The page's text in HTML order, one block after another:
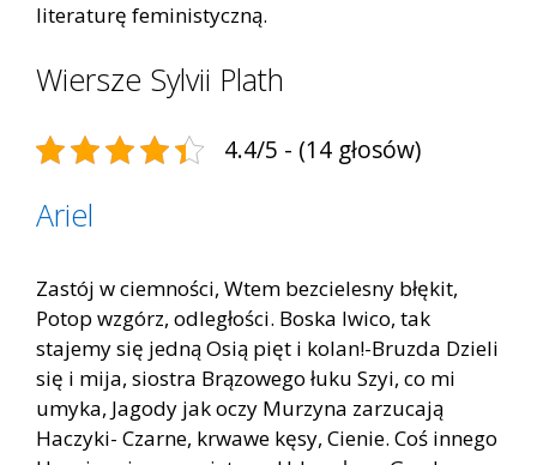
literaturę feministyczną.
Wiersze Sylvii Plath
4.4/5 - (14 głosów)
Ariel
Zastój w ciemności, Wtem bezcielesny błękit,
Potop wzgórz, odległości. Boska lwico, tak
stajemy się jedną Osią pięt i kolan!-Bruzda Dzieli
się i mija, siostra Brązowego łuku Szyi, co mi
umyka, Jagody jak oczy Murzyna zarzucają
Haczyki- Czarne, krwawe kęsy, Cienie. Coś innego